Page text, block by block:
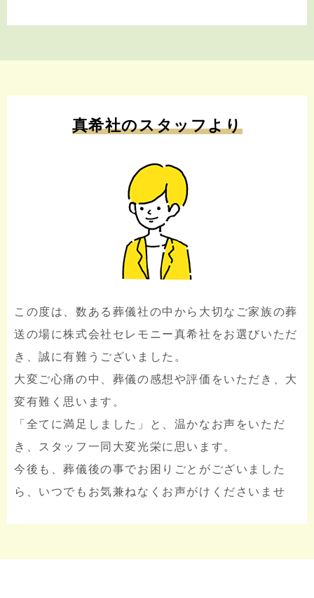
真希社のスタッフより
この度は、数ある葬儀社の中から大切なご家族の葬
送の場に株式会社セレモニー真希社をお選びいただ
き、誠に有難うございました。
大変ご心痛の中、葬儀の感想や評価をいただき、大
変有難く思います。
「全てに満足しました」と、温かなお声をいただ
き、スタッフ一同大変光栄に思います。
今後も、葬儀後の事でお困りごとがございました
ら、いつでもお気兼ねなくお声がけくださいませ